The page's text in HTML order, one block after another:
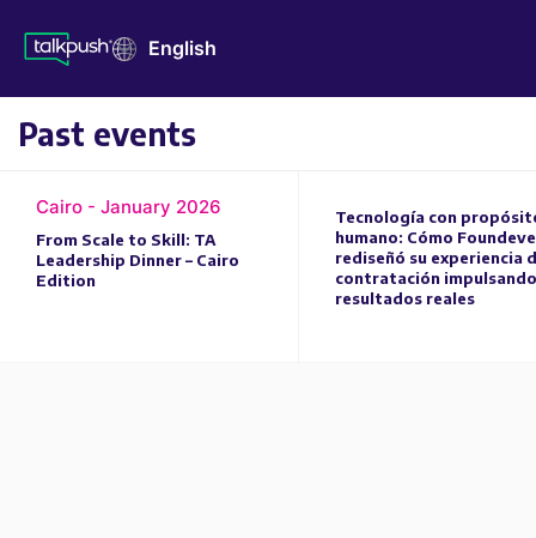
English
Past events
Cairo - January 2026
From Scale to Skill: TA
Leadership Dinner – Cairo
Edition
Tecnología con
humano: Cómo
rediseñó su experiencia
contratación impulsando
resultados reales